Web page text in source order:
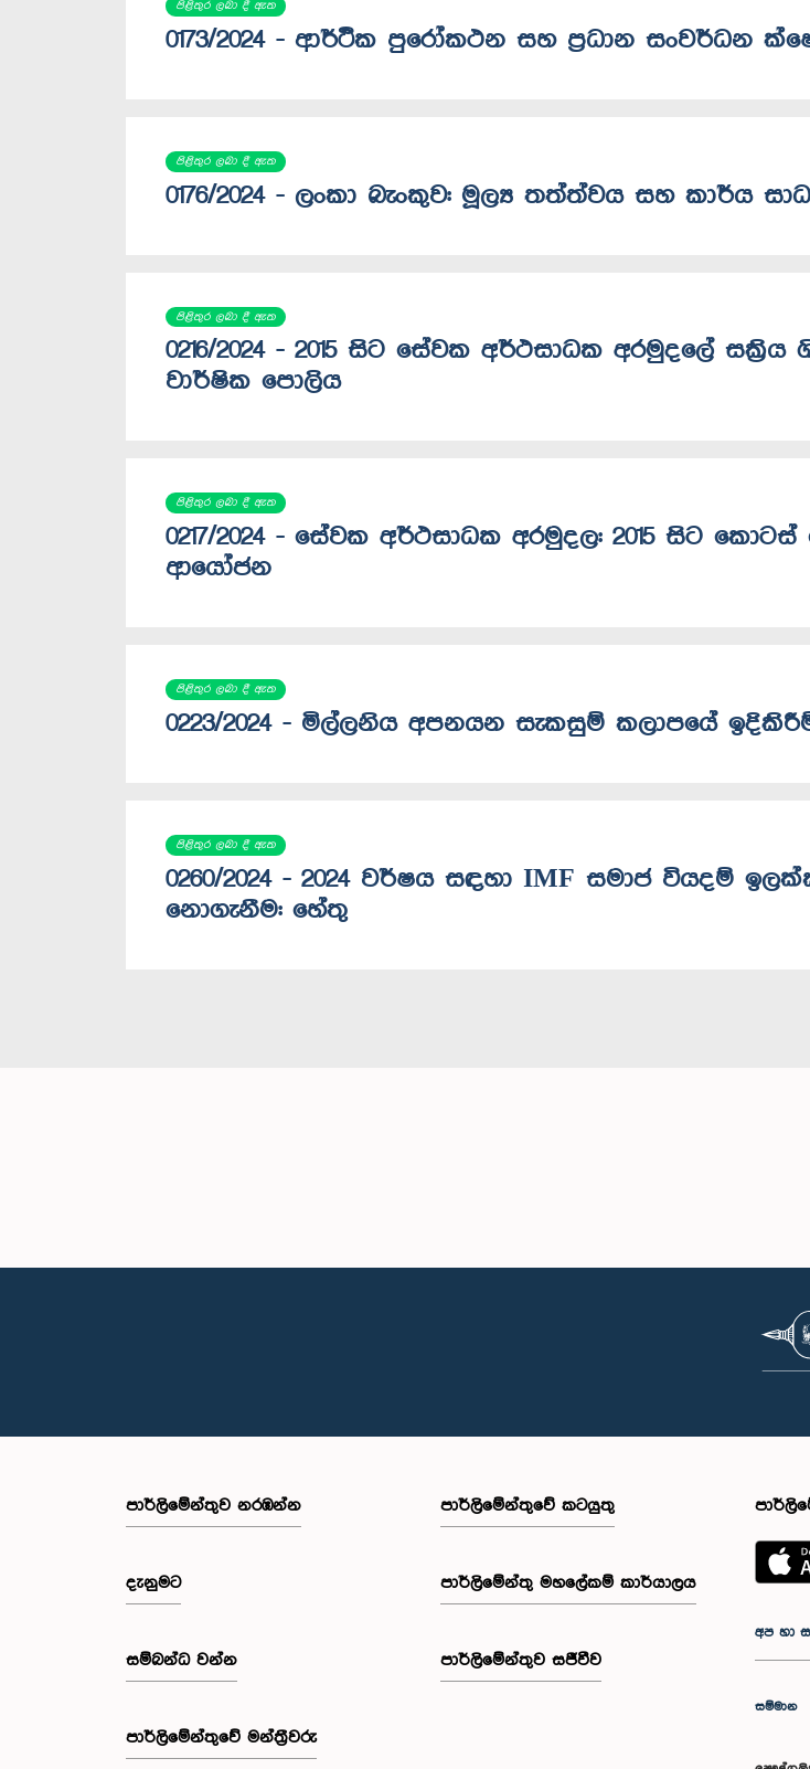
පිළිතුර ලබා දී ඇත
0173/2024 - ආර්ථික පුරෝකථන සහ ප්‍රධාන සංවර්ධන
පිළිතුර ලබා දී ඇත
0176/2024 - ලංකා බැංකුව: මූල්‍ය තත්ත්වය සහ කාර්ය
පිළිතුර ලබා දී ඇත
0216/2024 - 2015 සිට සේවක අර්ථසාධක අරමුදලේ
වාර්ෂික පොලිය
පිළිතුර ලබා දී ඇත
0217/2024 - සේවක අර්ථසාධක අරමුදල: 2015 සිට
ආයෝජන
පිළිතුර ලබා දී ඇත
0223/2024 - මිල්ලනිය අපනයන සැකසුම් කලාපයේ
පිළිතුර ලබා දී ඇත
0260/2024 - 2024 වර්ෂය සඳහා IMF සමාජ වියදම්
‍නොගැනීම: හේතු
පාර්ලි‌මේන්තුව නරඹන්න
දැනුමට
සම්බන්ධ වන්න
පාර්ලි‌මේන්තුවේ මන්ත්‍රීවරු
පාර්ලිමේන්තුවේ කටයුතු
පාර්ලිමේන්තු මහලේකම් කාර්යාලය
පාර්ලිමේන්තුව සජීවීව
අප හා
සම්මාන